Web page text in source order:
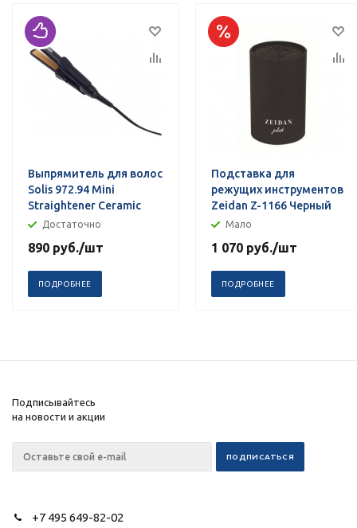
Выпрямитель для волос
Solis 972.94 Mini
Straightener Ceramic
Достаточно
890 руб./шт
ПОДРОБНЕЕ
Подставка для
режущих инструментов
Zeidan Z-1166 Черный
Мало
1 070 руб./шт
ПОДРОБНЕЕ
Подписывайтесь
на новости и акции
+7 495 649-82-02